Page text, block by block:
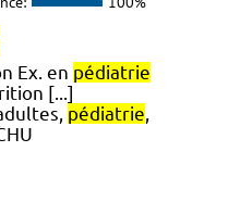
Ex. en pédiatrie
[...]
pédiatrie,